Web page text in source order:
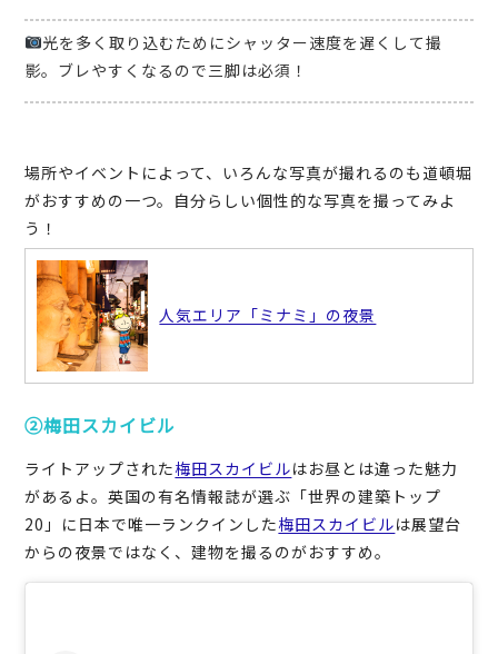
光を多く取り込むためにシャッター速度を遅くして撮
影。ブレやすくなるので三脚は必須！
場所やイベントによって、いろんな写真が撮れるのも道頓堀
がおすすめの一つ。自分らしい個性的な写真を撮ってみよ
う！
人気エリア「ミナミ」の夜景
②梅田スカイビル
ライトアップされた梅田スカイビルはお昼とは違った魅力
があるよ。英国の有名情報誌が選ぶ「世界の建築トップ
20」に日本で唯一ランクインした梅田スカイビルは展望台
からの夜景ではなく、建物を撮るのがおすすめ。